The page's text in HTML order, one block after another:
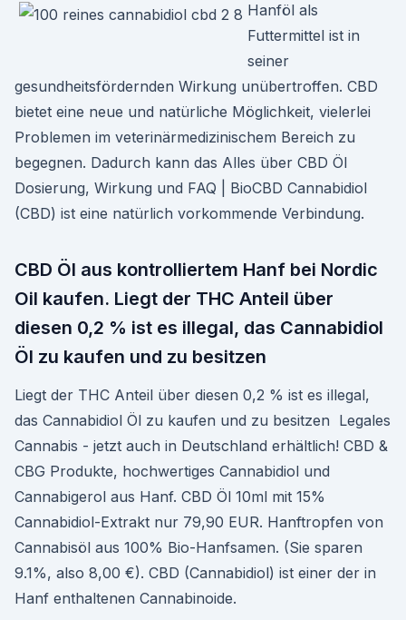
Hanföl als
Futtermittel ist in
seiner
gesundheitsfördernden Wirkung unübertroffen. CBD
bietet eine neue und natürliche Möglichkeit, vielerlei
Problemen im veterinärmedizinischem Bereich zu
begegnen. Dadurch kann das Alles über CBD Öl
Dosierung, Wirkung und FAQ | BioCBD Cannabidiol
(CBD) ist eine natürlich vorkommende Verbindung.
CBD Öl aus kontrolliertem Hanf bei Nordic
Oil kaufen. Liegt der THC Anteil über
diesen 0,2 % ist es illegal, das Cannabidiol
Öl zu kaufen und zu besitzen
Liegt der THC Anteil über diesen 0,2 % ist es illegal,
das Cannabidiol Öl zu kaufen und zu besitzen Legales
Cannabis - jetzt auch in Deutschland erhältlich! CBD &
CBG Produkte, hochwertiges Cannabidiol und
Cannabigerol aus Hanf. CBD Öl 10ml mit 15%
Cannabidiol-Extrakt nur 79,90 EUR. Hanftropfen von
Cannabisöl aus 100% Bio-Hanfsamen. (Sie sparen
9.1%, also 8,00 €). CBD (Cannabidiol) ist einer der in
Hanf enthaltenen Cannabinoide.